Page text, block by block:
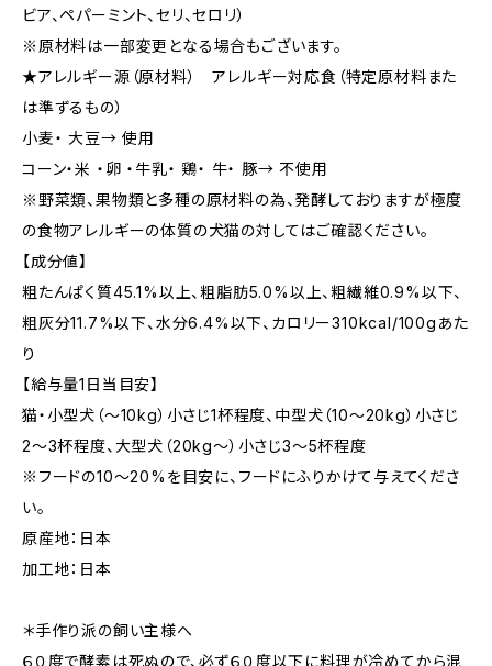
ビア、ペパーミント、セリ、セロリ）
※原材料は一部変更となる場合もございます。
★アレルギー源（原材料） アレルギー対応食（特定原材料また
は準ずるもの）
小麦・ 大豆→ 使用
コーン・米 ・卵 ・牛乳・ 鶏・ 牛・ 豚→ 不使用
※野菜類、果物類と多種の原材料の為、発酵しておりますが極度
の食物アレルギーの体質の犬猫の対してはご確認ください。
【成分値】
粗たんぱく質45.1%以上、粗脂肪5.0%以上、粗繊維0.9%以下、
粗灰分11.7%以下、水分6.4%以下、カロリー310kcal/100gあた
り
【給与量1日当目安】
猫・小型犬（〜10kg）小さじ1杯程度、中型犬（10〜20kg）小さじ
2〜3杯程度、大型犬（20kg〜）小さじ3〜5杯程度
※フードの10〜20%を目安に、フードにふりかけて与えてくださ
い。
原産地：日本
加工地：日本
＊手作り派の飼い主様へ
６０度で酵素は死ぬので、必ず６０度以下に料理が冷めてから混